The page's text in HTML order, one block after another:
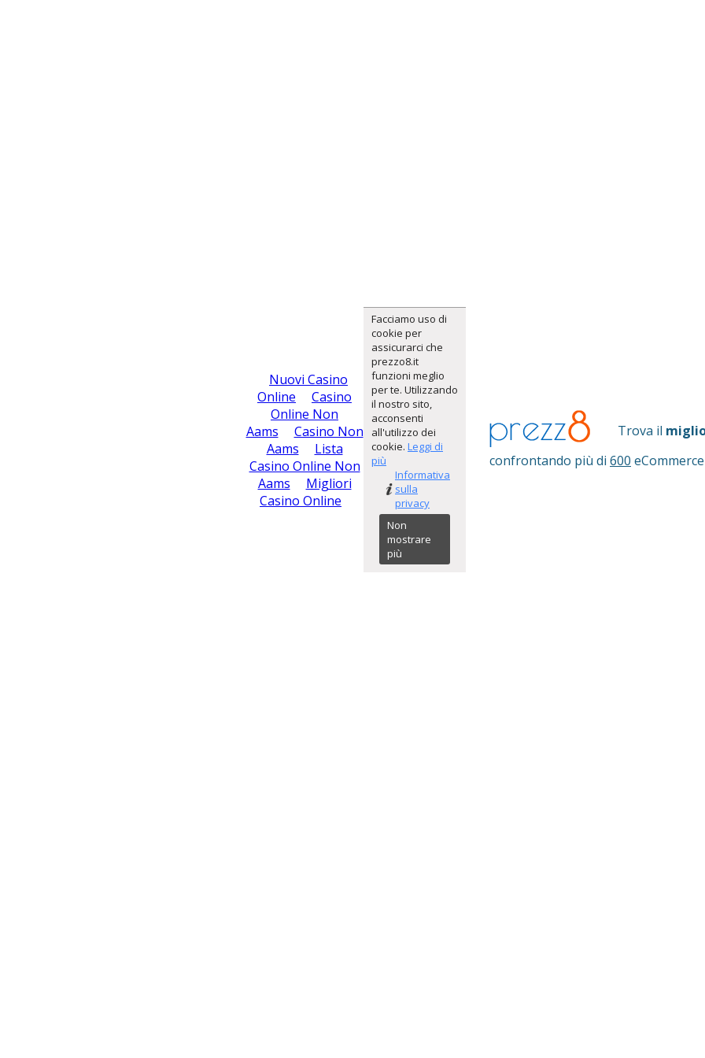
Nuovi Casino
Online
Casino
Online Non
Aams
Casino Non
Aams
Lista
Casino Online Non
Aams
Migliori
Casino Online
Facciamo uso di
cookie per
assicurarci che
prezzo8.it
funzioni meglio
per te. Utilizzando
il nostro sito,
acconsenti
all'utilizzo dei
cookie. Leggi di
più
Informativa
sulla
privacy
Non
mostrare
più
Trova il
confrontando più di 600 eCommerce